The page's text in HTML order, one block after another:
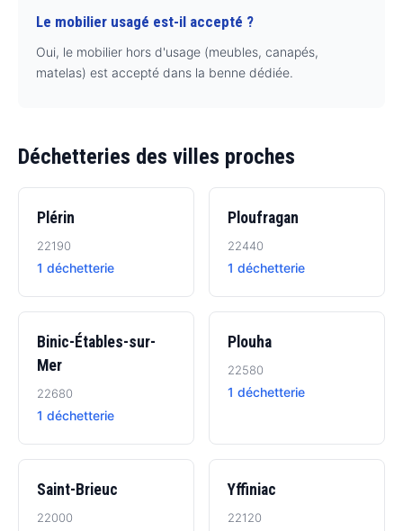
Le mobilier usagé est-il accepté ?
Oui, le mobilier hors d'usage (meubles, canapés,
matelas) est accepté dans la benne dédiée.
Déchetteries des villes proches
Plérin
22190
1 déchetterie
Ploufragan
22440
1 déchetterie
Binic-Étables-sur-
Mer
22680
1 déchetterie
Plouha
22580
1 déchetterie
Saint-Brieuc
22000
Yffiniac
22120